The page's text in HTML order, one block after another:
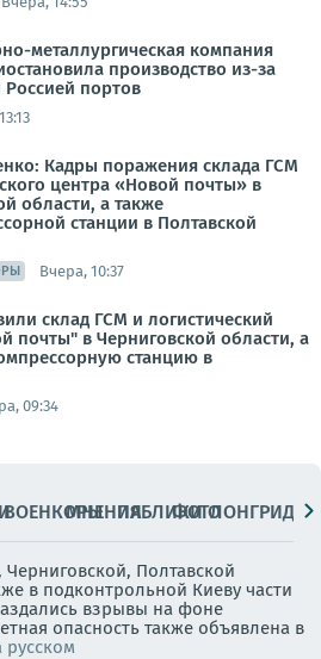
металлургическая компания
производство из-за
портов
Кадры поражения склада ГСМ
центра «Новой почты» в
области, а также
станции в Полтавской
Вчера, 10:37
склад ГСМ и логистический
почты" в Черниговской области, а
станцию в
09:34
ВОЕНКОРЫМНЕНИЯПАБЛИКИ
ФОТОЛОНГРИДЫ
Полтавской
в подконтрольной Киеву части
взрывы на фоне
опасность также объявлена в
русском